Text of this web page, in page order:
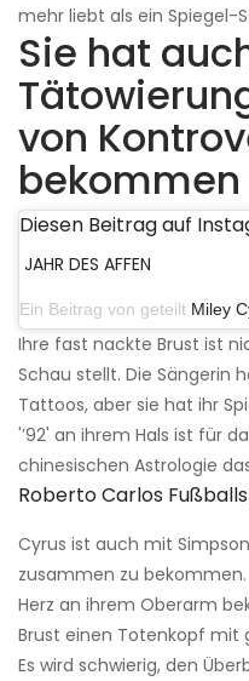
mehr liebt als ein Spiegel-
Sie hat
von
bekommen
Diesen Beitrag auf
JAHR DES AFFEN
Ein Beitrag von geteilt Miley
Ihre fast nackte Brust ist
Schau stellt. Die Sängerin
Tattoos, aber sie hat ihr
'’92' an ihrem Hals ist für
chinesischen Astrologie
Roberto Carlos
Cyrus ist auch mit
zusammen zu bekommen.
Herz an ihrem Oberarm
Brust einen Totenkopf mit
Es wird schwierig, den